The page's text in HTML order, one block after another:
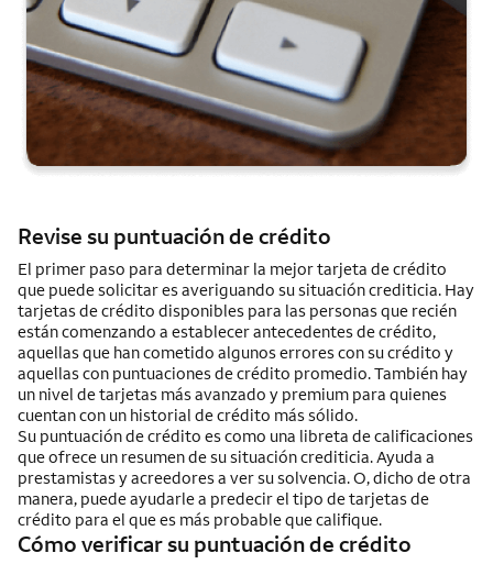
Revise su puntuación de crédito
El primer paso para determinar la mejor tarjeta de crédito
que puede solicitar es averiguando su situación crediticia. Hay
tarjetas de crédito disponibles para las personas que recién
están comenzando a establecer antecedentes de crédito,
aquellas que han cometido algunos errores con su crédito y
aquellas con puntuaciones de crédito promedio. También hay
un nivel de tarjetas más avanzado y premium para quienes
cuentan con un historial de crédito más sólido.
Su puntuación de crédito es como una libreta de calificaciones
que ofrece un resumen de su situación crediticia. Ayuda a
prestamistas y acreedores a ver su solvencia. O, dicho de otra
manera, puede ayudarle a predecir el tipo de tarjetas de
crédito para el que es más probable que califique.
Cómo verificar su puntuación de crédito